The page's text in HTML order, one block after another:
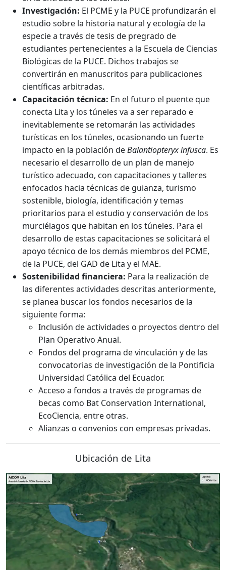
Investigación: El PCME y la PUCE profundizarán el
estudio sobre la historia natural y ecología de la
especie a través de tesis de pregrado de
estudiantes pertenecientes a la Escuela de Ciencias
Biológicas de la PUCE. Dichos trabajos se
convertirán en manuscritos para publicaciones
científicas arbitradas.
Capacitación técnica: En el futuro el puente que
conecta Lita y los túneles va a ser reparado e
inevitablemente se retomarán las actividades
turísticas en los túneles, ocasionando un fuerte
impacto en la población deBalantiopteryx infusca. Es
necesario el desarrollo de un plan de manejo
turístico adecuado, con capacitaciones y talleres
enfocados hacia técnicas de guianza, turismo
sostenible, biología, identificación y temas
prioritarios para el estudio y conservación de los
murciélagos que habitan en los túneles. Para el
desarrollo de estas capacitaciones se solicitará el
apoyo técnico de los demás miembros del PCME,
de la PUCE, del GAD de Lita y el MAE.
Sostenibilidad financiera: Para la realización de
las diferentes actividades descritas anteriormente,
se planea buscar los fondos necesarios de la
siguiente forma:
Inclusión de actividades o proyectos dentro del
Plan Operativo Anual.
Fondos del programa de vinculación y de las
convocatorias de investigación de la Pontificia
Universidad Católica del Ecuador.
Acceso a fondos a través de programas de
becas como Bat Conservation International,
EcoCiencia, entre otras.
Alianzas o convenios con empresas privadas.
Ubicación de Lita